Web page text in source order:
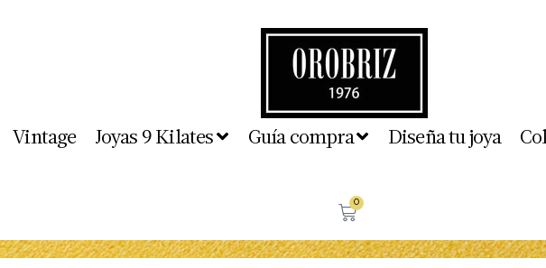
Vintage Joyas 9 Kilates Guía compra Diseña tu joya
0